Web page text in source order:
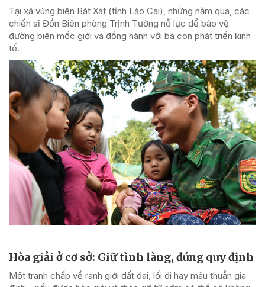
Tại xã vùng biên Bát Xát (tỉnh Lào Cai), những năm qua, các
chiến sĩ Đồn Biên phòng Trịnh Tường nỗ lực để bảo vệ
đường biên mốc giới và đồng hành với bà con phát triển kinh
tế.
Hòa giải ở cơ sở: Giữ tình làng, đúng quy định
Một tranh chấp về ranh giới đất đai, lối đi hay mâu thuẫn gia